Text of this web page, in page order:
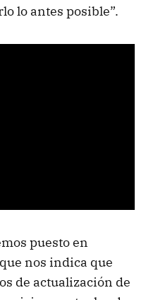
lo antes posible”.
puesto en
nos indica que
de actualización de